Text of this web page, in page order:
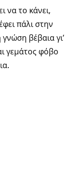
να το κάνει,
πάλι στην
βέβαια γι’
γεμάτος φόβο